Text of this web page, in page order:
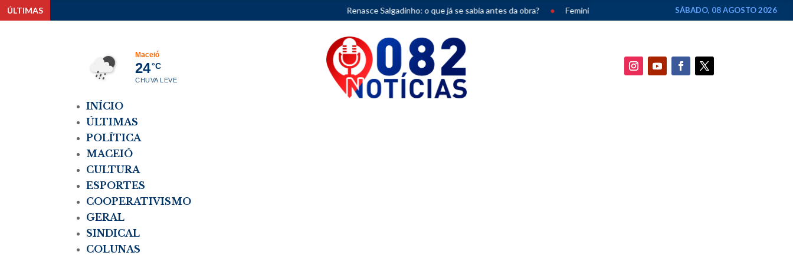
ÚLTIMAS Renasce Salgadinho: o que já se sabia antes da obra? • Feminicídios caem 33% em Alagoas e chegam ao menor número em dez anos
SÁBADO, 08 AGOSTO 2026
Maceió
24°C
CHUVA LEVE
INÍCIO
ÚLTIMAS
POLÍTICA
MACEIÓ
CULTURA
ESPORTES
COOPERATIVISMO
GERAL
SINDICAL
COLUNAS